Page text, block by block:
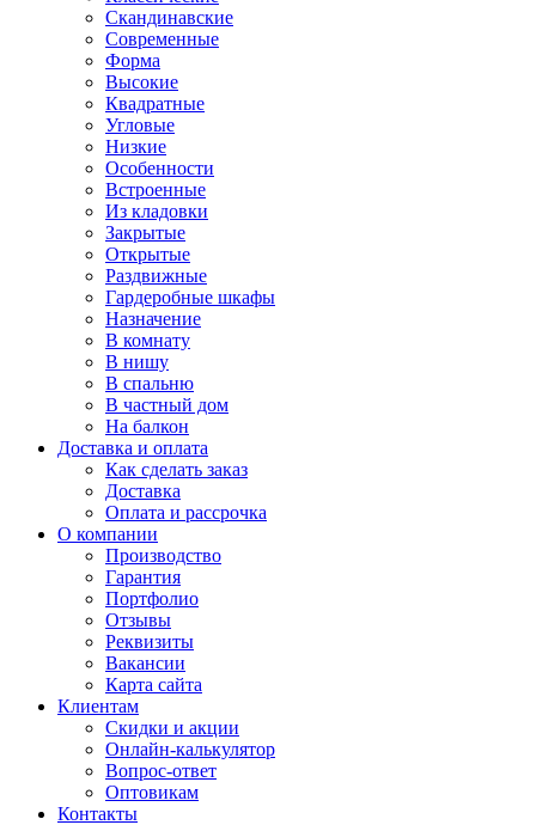
Скандинавские
Современные
Форма
Высокие
Квадратные
Угловые
Низкие
Особенности
Встроенные
Из кладовки
Закрытые
Открытые
Раздвижные
Гардеробные шкафы
Назначение
В комнату
В нишу
В спальню
В частный дом
На балкон
Доставка и оплата
Как сделать заказ
Доставка
Оплата и рассрочка
О компании
Производство
Гарантия
Портфолио
Отзывы
Реквизиты
Вакансии
Карта сайта
Клиентам
Скидки и акции
Онлайн-калькулятор
Вопрос-ответ
Оптовикам
Контакты